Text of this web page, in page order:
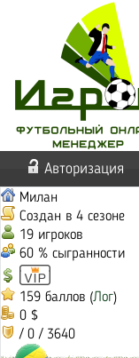
Авторизация
Милан
Создан в 4 сезоне
19 игроков
60 % сыгранности
159 баллов (Лог)
0 $
/ 0 / 3640